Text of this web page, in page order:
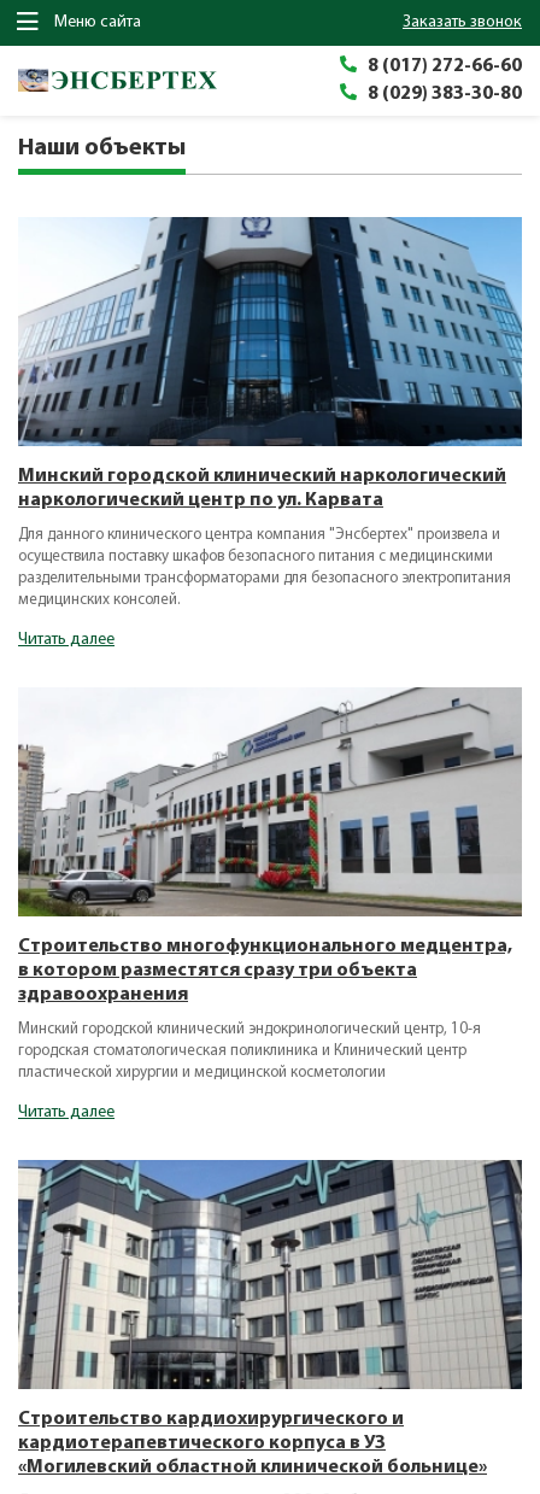
Меню сайта заказать звонок
8 (017) 272-66-60
8 (029) 383-30-80
Наши объекты
Минский городской клинический наркологический
наркологический центр по ул. Карвата
Для данного клинического центра компания "Энсбертех" произвела и
осуществила поставку шкафов безопасного питания с медицинскими
разделительными трансформаторами для безопасного электропитания
медицинских консолей.
Читать далее
Строительство многофункционального медцентра,
в котором разместятся сразу три объекта
здравоохранения
Минский городской клинический эндокринологический центр, 10-я
городская стоматологическая поликлиника и Клинический центр
пластической хирургии и медицинской косметологии
Читать далее
Строительство кардиохирургического и
кардиотерапевтического корпуса в УЗ
«Могилевский областной клинической больнице»